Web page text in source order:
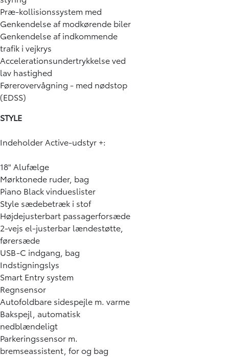
Præ-kollisionssystem med
Genkendelse af modkørende biler
Genkendelse af indkommende
trafik i vejkrys
Accelerationsundertrykkelse ved
lav hastighed
Førerovervågning - med nødstop
(EDSS)
STYLE
Indeholder Active-udstyr +:
18" Alufælge
Mørktonede ruder, bag
Piano Black vindueslister
Style sædebetræk i stof
Højdejusterbart passagerforsæde
2-vejs el-justerbar lændestøtte,
førersæde
USB-C indgang, bag
Indstigningslys
Smart Entry system
Regnsensor
Autofoldbare sidespejle m. varme
Bakspejl, automatisk
nedblændeligt
Parkeringssensor m.
bremseassistent, for og bag